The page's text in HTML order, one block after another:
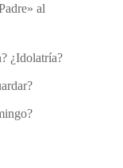
al
¿Idolatría?